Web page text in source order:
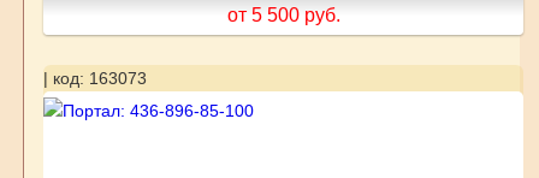
от 5 500 руб.
| код: 163073